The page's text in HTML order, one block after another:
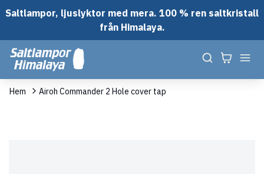
Saltlampor, ljuslyktor med mera. 100 % ren saltkristall
från Himalaya.
Hem Airoh Commander 2 Hole cover tap